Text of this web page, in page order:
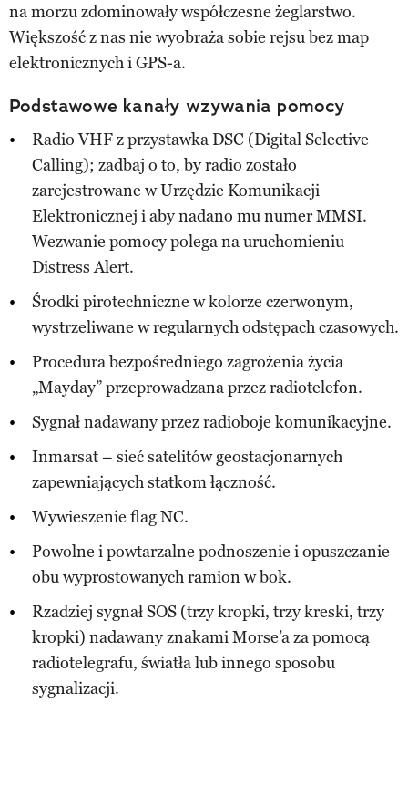
na morzu zdominowały współczesne żeglarstwo.
Większość z nas nie wyobraża sobie rejsu bez map
elektronicznych i GPS-a.
Podstawowe kanały wzywania pomocy
Radio VHF z przystawka DSC (Digital Selective
Calling); zadbaj o to, by radio zostało
zarejestrowane w Urzędzie Komunikacji
Elektronicznej i aby nadano mu numer MMSI.
Wezwanie pomocy polega na uruchomieniu
Distress Alert.
Środki pirotechniczne w kolorze czerwonym,
wystrzeliwane w regularnych odstępach czasowych.
Procedura bezpośredniego zagrożenia życia
„Mayday” przeprowadzana przez radiotelefon.
Sygnał nadawany przez radioboje komunikacyjne.
Inmarsat – sieć satelitów geostacjonarnych
zapewniających statkom łączność.
Wywieszenie flag NC.
Powolne i powtarzalne podnoszenie i opuszczanie
obu wyprostowanych ramion w bok.
Rzadziej sygnał SOS (trzy kropki, trzy kreski, trzy
kropki) nadawany znakami Morse’a za pomocą
radiotelegrafu, światła lub innego sposobu
sygnalizacji.